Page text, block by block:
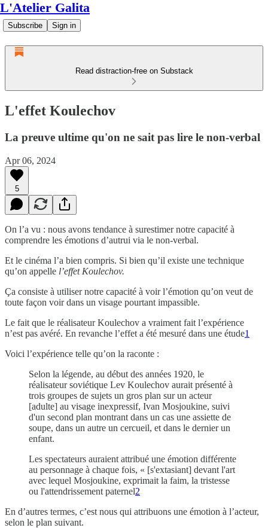
L'Atelier Galita
Subscribe Sign in
Read distraction-free on Substack
L'effet Koulechov
La preuve ultime qu'on ne sait pas lire le non-verbal
Apr 06, 2024
5
On l’a vu : nous avons tendance à surestimer notre capacité à
comprendre les émotions d’autrui via le non-verbal.
Et le cinéma l’a bien compris. Si bien qu’il existe une technique
qu’on appelle l’effet Koulechov.
Ça consiste à utiliser notre capacité à voir l’émotion qu’on veut de
toute façon voir dans un visage pourtant impassible.
Le fait que le réalisateur Koulechov a vraiment fait l’expérience
n’est pas avéré. En revanche l’effet a été mesuré dans une étude1
Voici l’expérience telle qu’on la raconte :
Selon la légende, au début des années 1920, le
réalisateur soviétique Lev Koulechov aurait présenté à
trois groupes de sujets un gros plan sur un acteur
[adulte] au visage inexpressif, Ivan Mosjoukine, suivi
d'un second plan montrant dans un cas une assiette de
soupe, dans un autre un cercueil, et dans le dernier un
enfant.
Les spectateurs auraient attribué une émotion différente
au personnage à chaque fois, « [s'extasiant] devant l'art
avec lequel Mosjoukine, exprimait la faim, la tristesse
ou l'attendrissement paternel2
En d’autres termes, c’est nous qui attribuons une émotion à l’acteur,
selon le plan suivant.